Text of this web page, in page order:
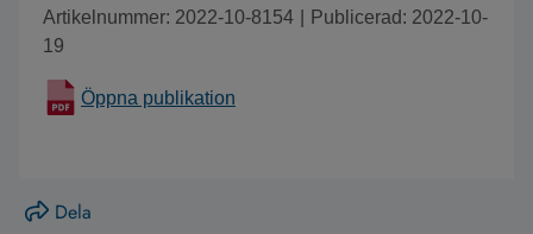
Artikelnummer: 2022-10-8154
Publicerad: 2022-10-
19
Öppna publikation
Dela